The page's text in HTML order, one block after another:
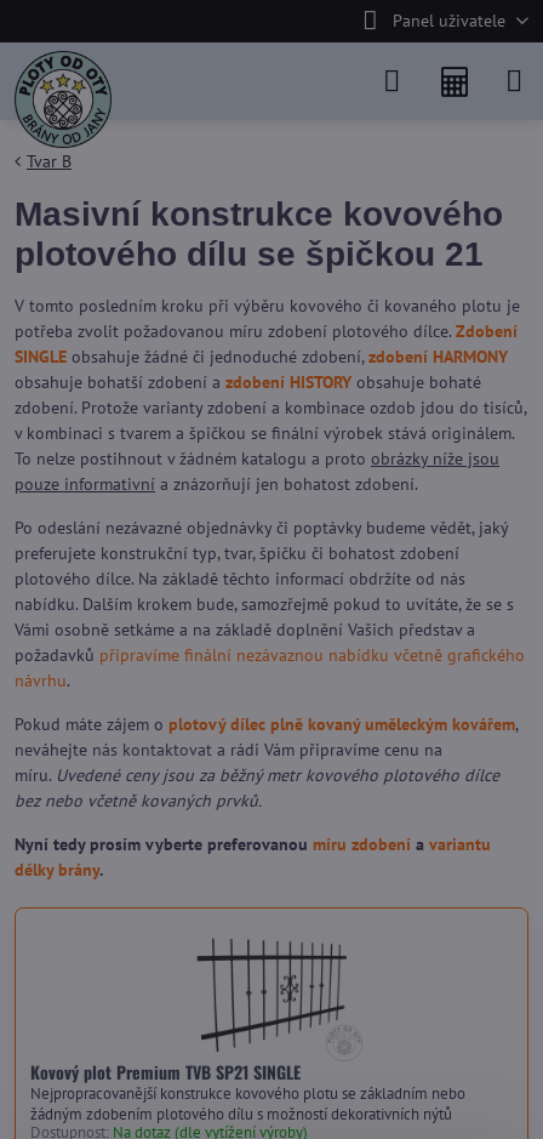
Panel uživatele
Tvar B
Masivní konstrukce kovového
plotového dílu se špičkou 21
V tomto posledním kroku při výběru kovového či kovaného plotu je
potřeba zvolit požadovanou míru zdobení plotového dílce. Zdobení
SINGLE obsahuje žádné či jednoduché zdobení,zdobení HARMONY
obsahuje bohatší zdobení a zdobení HISTORY obsahuje bohaté
zdobení. Protože varianty zdobení a kombinace ozdob jdou do tisíců,
v kombinaci s tvarem a špičkou se finální výrobek stává originálem.
To nelze postihnout v žádném katalogu a proto obrázky níže jsou
pouze informativní a znázorňují jen bohatost zdobení.
Po odeslání nezávazné objednávky či poptávky budeme vědět, jaký
preferujete konstrukční typ, tvar, špičku či bohatost zdobení
plotového dílce. Na základě těchto informací obdržíte od nás
nabídku. Dalším krokem bude, samozřejmě pokud to uvítáte, že se s
Vámi osobně setkáme a na základě doplnění Vašich představ a
požadavků připravíme finální nezávaznou nabídku včetně grafického
návrhu.
Pokud máte zájem o plotový dílec plně kovaný uměleckým kovářem,
neváhejte nás kontaktovat a rádi Vám připravíme cenu na
míru. Uvedené ceny jsou za běžný metr kovového plotového dílce
bez nebo včetně kovaných prvků.
Nyní tedy prosím vyberte preferovanou míru zdobení a variantu
délky brány.
Kovový plot Premium TVB SP21 SINGLE
Nejpropracovanější konstrukce kovového plotu se základním nebo
žádným zdobením plotového dílu s možností dekorativních nýtů
Dostupnost: Na dotaz (dle vytížení výroby)